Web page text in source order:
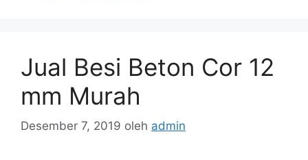
Jual Besi Beton Cor 12
mm Murah
Desember 7, 2019 oleh admin